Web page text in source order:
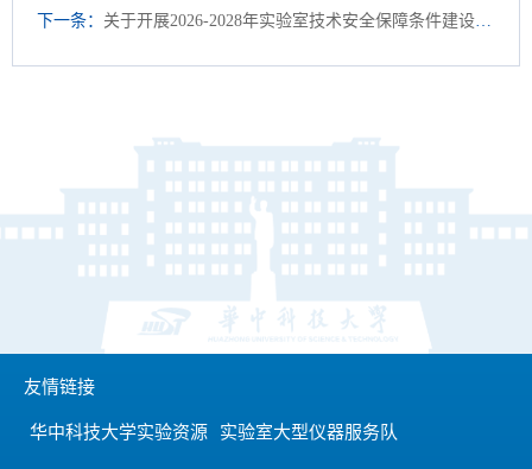
下一条： 关于开展2026-2028年实验室技术安全保障条件建设项目库申报工作的通知
友情链接
华中科技大学实验资源 实验室大型仪器服务队